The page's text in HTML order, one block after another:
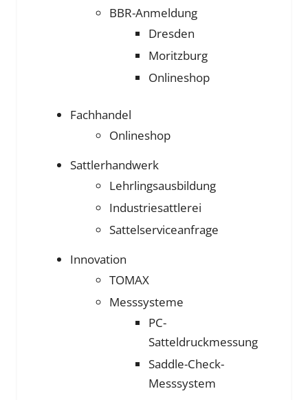
BBR-Anmeldung
Dresden
Moritzburg
Onlineshop
Fachhandel
Onlineshop
Sattlerhandwerk
Lehrlingsausbildung
Industriesattlerei
Sattelserviceanfrage
Innovation
TOMAX
Messsysteme
PC-
Satteldruckmessung
Saddle-Check-
Messsystem